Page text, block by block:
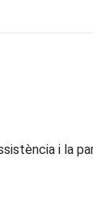
i la